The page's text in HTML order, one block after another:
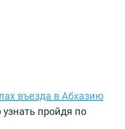
въезда в Абхазию
пройдя по